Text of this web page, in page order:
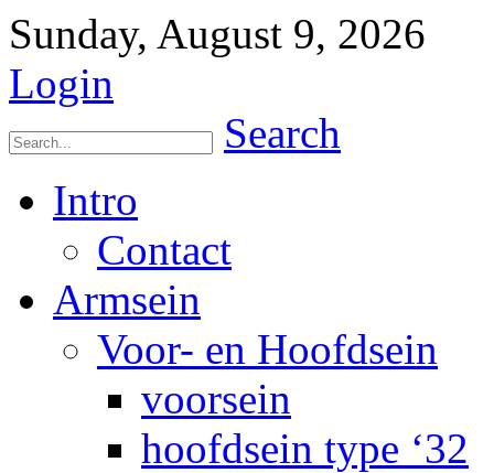
Sunday, August 9, 2026
Login
Search
Intro
Contact
Armsein
Voor- en Hoofdsein
voorsein
hoofdsein type ‘32